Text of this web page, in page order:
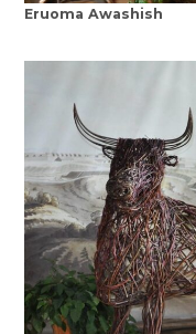
Eruoma Awashish